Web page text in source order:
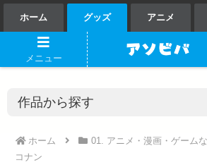
ホーム グッズ アニメ
ホーム 01. アニメ・漫画・ゲーム
コナン
メニュー